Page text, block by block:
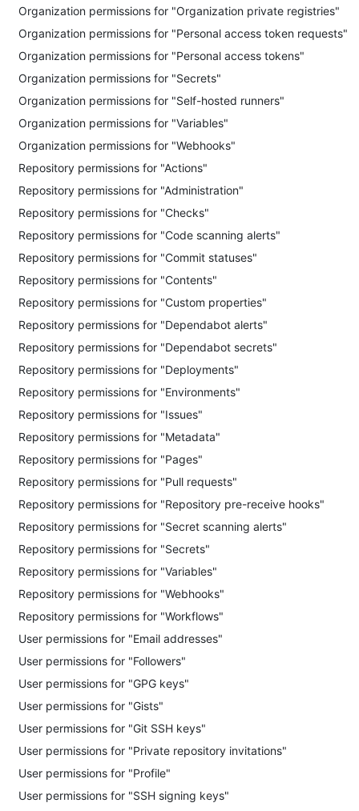
Organization permissions for "Organization private registries"
Organization permissions for "Personal access token requests"
Organization permissions for "Personal access tokens"
Organization permissions for "Secrets"
Organization permissions for "Self-hosted runners"
Organization permissions for "Variables"
Organization permissions for "Webhooks"
Repository permissions for "Actions"
Repository permissions for "Administration"
Repository permissions for "Checks"
Repository permissions for "Code scanning alerts"
Repository permissions for "Commit statuses"
Repository permissions for "Contents"
Repository permissions for "Custom properties"
Repository permissions for "Dependabot alerts"
Repository permissions for "Dependabot secrets"
Repository permissions for "Deployments"
Repository permissions for "Environments"
Repository permissions for "Issues"
Repository permissions for "Metadata"
Repository permissions for "Pages"
Repository permissions for "Pull requests"
Repository permissions for "Repository pre-receive hooks"
Repository permissions for "Secret scanning alerts"
Repository permissions for "Secrets"
Repository permissions for "Variables"
Repository permissions for "Webhooks"
Repository permissions for "Workflows"
User permissions for "Email addresses"
User permissions for "Followers"
User permissions for "GPG keys"
User permissions for "Gists"
User permissions for "Git SSH keys"
User permissions for "Private repository invitations"
User permissions for "Profile"
User permissions for "SSH signing keys"